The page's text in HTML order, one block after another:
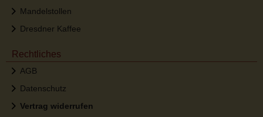
Mandelstollen
Dresdner Kaffee
Rechtliches
AGB
Datenschutz
Vertrag widerrufen